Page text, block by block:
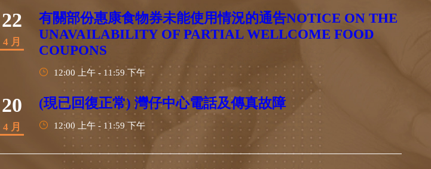
22
4 月
有關部份惠康食物券未能使用情況的通告NOTICE ON THE
UNAVAILABILITY OF PARTIAL WELLCOME FOOD
COUPONS
12:00 上午 - 11:59 下午
20
4 月
(現已回復正常) 灣仔中心電話及傳真故障
12:00 上午 - 11:59 下午